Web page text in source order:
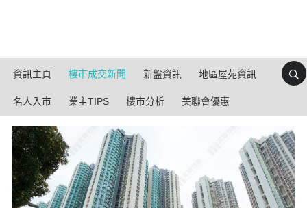
資訊主頁 樓市成交新聞 新盤資訊 地區屋苑資訊
名人入市 業主TIPS 樓市分析 美聯會優惠